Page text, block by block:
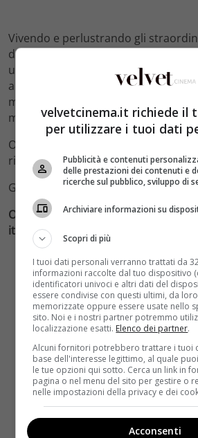
Vivendo e perlustrando gli
di metri d’altezza, la sua esistenza
una bella straniera da uno
arrivo innesca una serie di eventi
mettere in questione tutto ciò che
mettono nelle sue mani il destino
Oblivion è stato girato con una
risoluzione digitale 4K tra Stati Uniti
Godetevi il trailer!
OBLIVION – Trailer internazionale
italiana) [HD]
velvetcinema.it richiede il
per utilizzare i tuoi dati
Pubblicità e contenuti
delle prestazioni dei contenuti e
ricerche sul pubblico, sviluppo di
Archiviare informazioni su
Scopri di più
I tuoi dati personali verranno trattati da
informazioni raccolte dal tuo dispositivo
identificatori univoci e altri dati del
essere condivise con questi ultimi, da
memorizzate oppure essere usate nello
sito. Noi e i nostri partner potremmo
localizzazione esatti. Elenco dei partner.
Alcuni fornitori potrebbero trattare i tuoi
base dell'interesse legittimo, al quale
le tue opzioni qui sotto. Cerca un link in
pagina o nel menu del sito per gestire o
nelle impostazioni della privacy e dei
Acconsenti